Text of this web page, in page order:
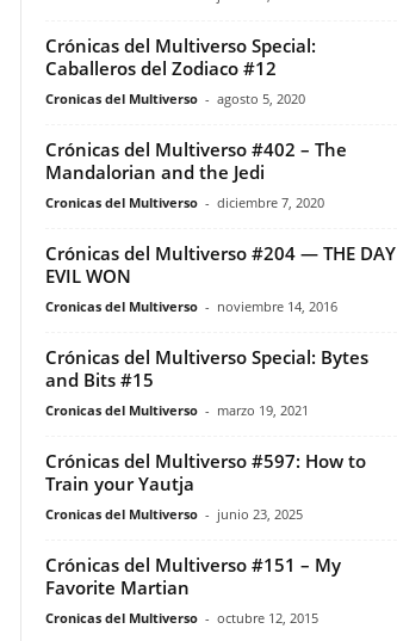
Crónicas del Multiverso Special:
Caballeros del Zodiaco #12
Cronicas del Multiverso - agosto 5, 2020
Crónicas del Multiverso #402 – The
Mandalorian and the Jedi
Cronicas del Multiverso - diciembre 7, 2020
Crónicas del Multiverso #204 — THE DAY
EVIL WON
Cronicas del Multiverso - noviembre 14, 2016
Crónicas del Multiverso Special: Bytes
and Bits #15
Cronicas del Multiverso - marzo 19, 2021
Crónicas del Multiverso #597: How to
Train your Yautja
Cronicas del Multiverso - junio 23, 2025
Crónicas del Multiverso #151 – My
Favorite Martian
Cronicas del Multiverso - octubre 12, 2015